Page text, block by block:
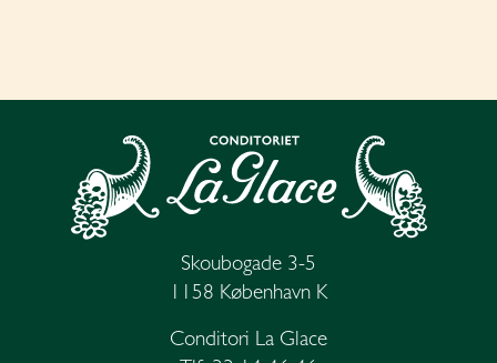
Skoubogade 3-5
1158 København K
Conditori La Glace